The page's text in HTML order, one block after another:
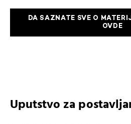
DA SAZNATE SVE O
OVDE
Uputstvo za